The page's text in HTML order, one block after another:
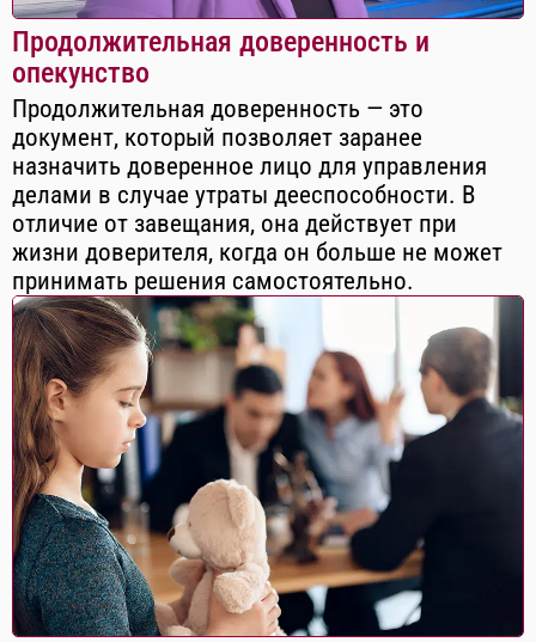
Продолжительная доверенность и
опекунство
Продолжительная доверенность — это
документ, который позволяет заранее
назначить доверенное лицо для управления
делами в случае утраты дееспособности. В
отличие от завещания, она действует при
жизни доверителя, когда он больше не может
принимать решения самостоятельно.